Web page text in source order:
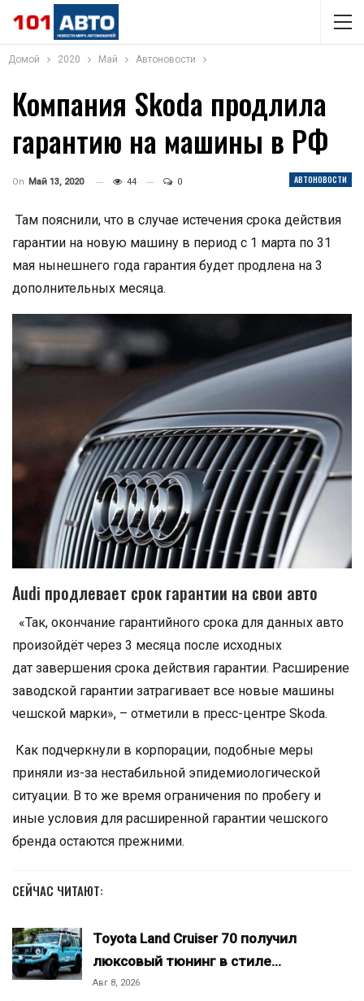
Домой 2020 Май Автоновости
Компания Skoda продлила
гарантию на машины в РФ
АВТОНОВОСТИ
On Май 13, 2020 44 0
Там пояснили, что в случае истечения срока действия
гарантии на новую машину в период с 1 марта по 31
мая нынешнего года гарантия будет продлена на 3
дополнительных месяца.
Audi продлевает срок гарантии на свои авто
«Так, окончание гарантийного срока для данных авто
произойдёт через 3 месяца после исходных
дат завершения срока действия гарантии. Расширение
заводской гарантии затрагивает все новые машины
чешской марки», – отметили в пресс-центре Skoda.
Как подчеркнули в корпорации, подобные меры
приняли из-за нестабильной эпидемиологической
ситуации. В то же время ограничения по пробегу и
иные условия для расширенной гарантии чешского
бренда остаются прежними.
СЕЙЧАС ЧИТАЮТ:
Toyota Land Cruiser 70 получил
люксовый тюнинг в стиле…
Авг 8, 2026